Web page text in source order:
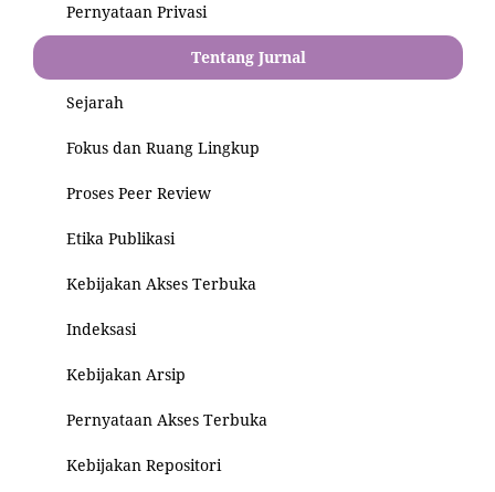
Pernyataan Privasi
Tentang Jurnal
Sejarah
Fokus dan Ruang Lingkup
Proses Peer Review
Etika Publikasi
Kebijakan Akses Terbuka
Indeksasi
Kebijakan Arsip
Pernyataan Akses Terbuka
Kebijakan Repositori